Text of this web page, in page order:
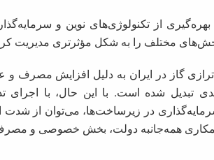
بهره‌گیری از تکنولوژی‌های نوین و
مختلف را به شکل مؤثرتری مدیریت
گاز در ایران به دلیل افزایش مصرف
تبدیل شده است. با این حال، با اجرای
در زیرساخت‌ها، می‌توان از شدت
همه‌جانبه دولت، بخش خصوصی و